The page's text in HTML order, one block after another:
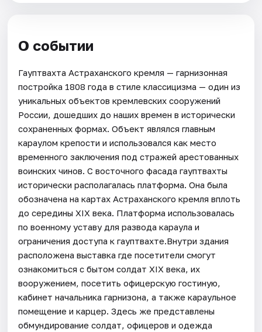
О событии
Гауптвахта Астраханского кремля — гарнизонная
постройка 1808 года в стиле классицизма — один из
уникальных объектов кремлевских сооружений
России, дошедших до наших времен в исторически
сохраненных формах. Объект являлся главным
караулом крепости и использовался как место
временного заключения под стражей арестованных
воинских чинов. С восточного фасада гауптвахты
исторически располагалась платформа. Она была
обозначена на картах Астраханского кремля вплоть
до середины XIX века. Платформа использовалась
по военному уставу для развода караула и
ограничения доступа к гауптвахте.Внутри здания
расположена выставка где посетители смогут
ознакомиться с бытом солдат XIX века, их
вооружением, посетить офицерскую гостиную,
кабинет начальника гарнизона, а также караульное
помещение и карцер. Здесь же представлены
обмундирование солдат, офицеров и одежда